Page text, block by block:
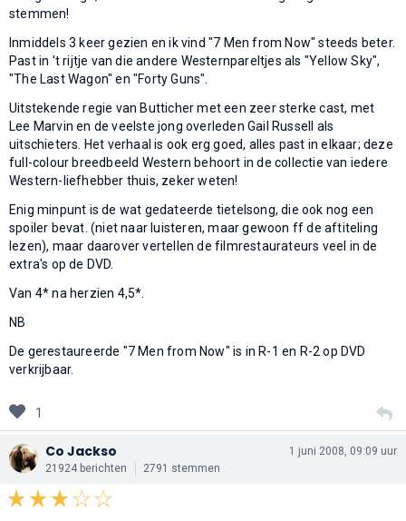
stemmen!
Inmiddels 3 keer gezien en ik vind "7 Men from Now" steeds beter.
Past in 't rijtje van die andere Westernpareltjes als "Yellow Sky",
"The Last Wagon" en "Forty Guns".
Uitstekende regie van Butticher met een zeer sterke cast, met
Lee Marvin en de veelste jong overleden Gail Russell als
uitschieters. Het verhaal is ook erg goed, alles past in elkaar; deze
full-colour breedbeeld Western behoort in de collectie van iedere
Western-liefhebber thuis, zeker weten!
Enig minpunt is de wat gedateerde tietelsong, die ook nog een
spoiler bevat. (niet naar luisteren, maar gewoon ff de aftiteling
lezen), maar daarover vertellen de filmrestaurateurs veel in de
extra's op de DVD.
Van 4* na herzien 4,5*.
NB
De gerestaureerde "7 Men from Now" is in R-1 en R-2 op DVD
verkrijbaar.
1
Co Jackso
21924 berichten 2791 stemmen
1 juni 2008, 09:09 uur